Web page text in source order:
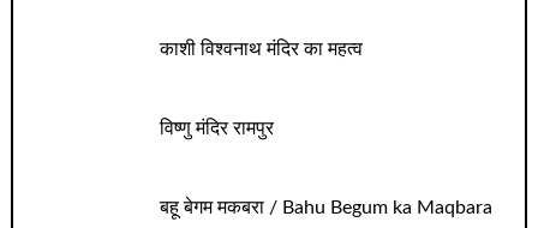
काशी विश्वनाथ मंदिर का महत्व
विष्णु मंदिर रामपुर
बहू बेगम मकबरा / Bahu Begum ka Maqbara